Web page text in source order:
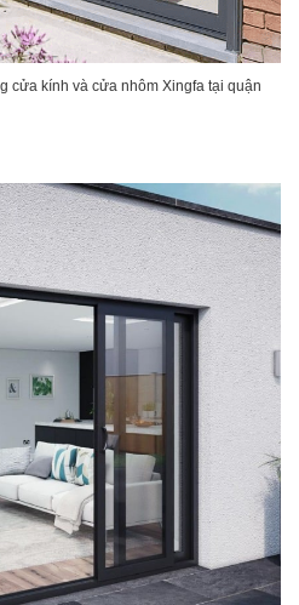
cửa kính và cửa nhôm Xingfa tại quận